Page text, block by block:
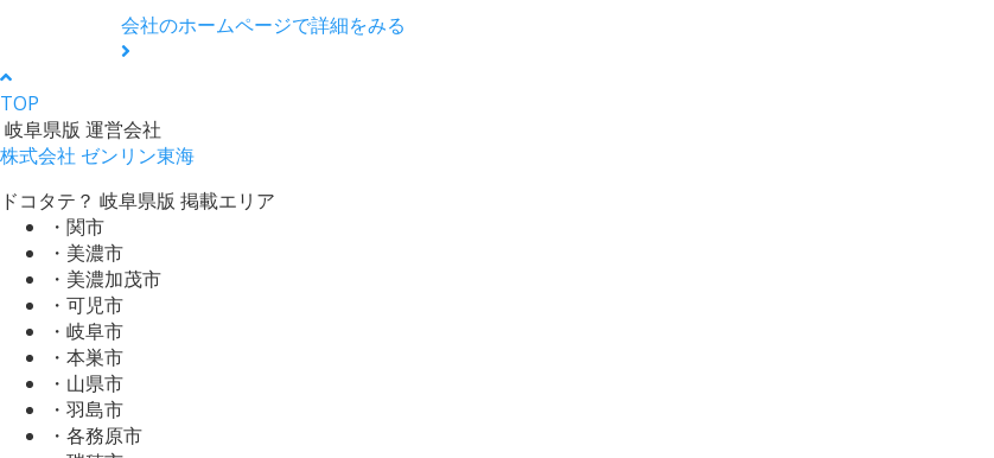
会社のホームページで詳細をみる
TOP
岐阜県版 運営会社
株式会社 ゼンリン東海
ドコタテ？ 岐阜県版 掲載エリア
・関市
・美濃市
・美濃加茂市
・可児市
・岐阜市
・本巣市
・山県市
・羽島市
・各務原市